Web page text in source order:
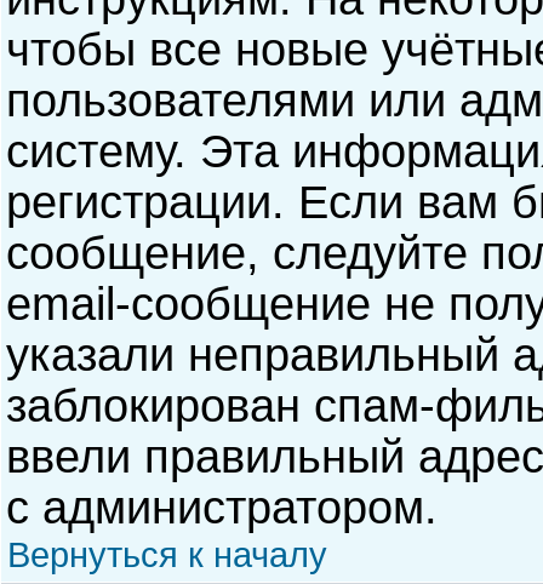
чтобы все новые
пользователями или
систему. Эта
регистрации. Если вам
сообщение, следуйте
email-сообщение не
указали неправильный
заблокирован спам-
ввели правильный
с администратором.
Вернуться к началу